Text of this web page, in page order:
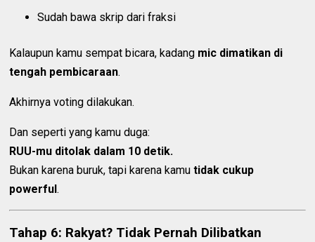
Sudah bawa skrip dari fraksi
Kalaupun kamu sempat bicara, kadang mic dimatikan di
tengah pembicaraan.
Akhirnya voting dilakukan.
Dan seperti yang kamu duga:
RUU-mu ditolak dalam 10 detik.
Bukan karena buruk, tapi karena kamutidak cukup
powerful.
Tahap 6: Rakyat? Tidak Pernah Dilibatkan